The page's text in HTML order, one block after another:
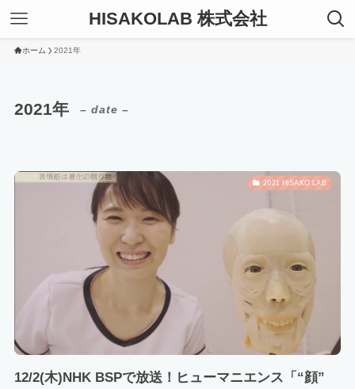
HISAKOLAB 株式会社
ホーム 2021年
2021年 – date –
2021 HISAKO LAB
12/2(木)NHK BSPで放送！ヒューマニエンス「“顔”